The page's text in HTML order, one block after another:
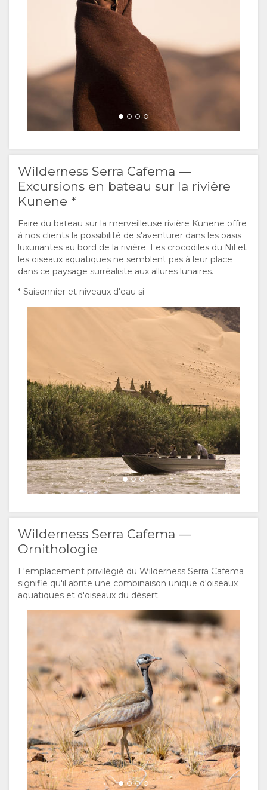
Wilderness Serra Cafema —
Excursions en bateau sur la rivière
Kunene *
Faire du bateau sur la merveilleuse rivière Kunene offre
à nos clients la possibilité de s'aventurer dans les oasis
luxuriantes au bord de la rivière. Les crocodiles du Nil et
les oiseaux aquatiques ne semblent pas à leur place
dans ce paysage surréaliste aux allures lunaires.
* Saisonnier et niveaux d'eau si
Wilderness Serra Cafema —
Ornithologie
L'emplacement privilégié du Wilderness Serra Cafema
signifie qu'il abrite une combinaison unique d'oiseaux
aquatiques et d'oiseaux du désert.
Gestion du consentement aux cookies
Pour rendre plus agréable votre expérience et vous offrir